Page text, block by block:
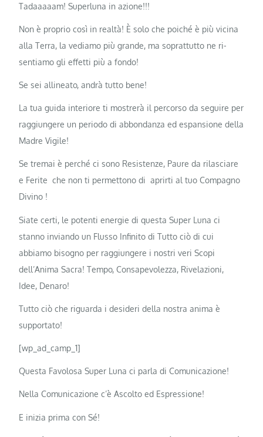
Tadaaaaam! Superluna in azione!!!
Non è proprio così in realtà! È solo che poiché è più vicina
alla Terra, la vediamo più grande, ma soprattutto ne ri-
sentiamo gli effetti più a fondo!
Se sei allineato, andrà tutto bene!
La tua guida interiore ti mostrerà il percorso da seguire per
raggiungere un periodo di abbondanza ed espansione della
Madre Vigile!
Se tremai è perché ci sono Resistenze, Paure da rilasciare
e Ferite che non ti permettono di aprirti al tuo Compagno
Divino !
Siate certi, le potenti energie di questa Super Luna ci
stanno inviando un Flusso Infinito di Tutto ciò di cui
abbiamo bisogno per raggiungere i nostri veri Scopi
dell’Anima Sacra! Tempo, Consapevolezza, Rivelazioni,
Idee, Denaro!
Tutto ciò che riguarda i desideri della nostra anima è
supportato!
[wp_ad_camp_1]
Questa Favolosa Super Luna ci parla di Comunicazione!
Nella Comunicazione c’è Ascolto ed Espressione!
E inizia prima con Sé!